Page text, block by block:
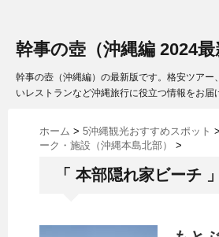
幹事の壺（沖縄編 2024最
幹事の壺（沖縄編）の最新版です。格安ツアー
いレストランなど沖縄旅行に役立つ情報をお届
ホーム > 5沖縄観光おすすめスポット >
ーク・施設（沖縄本島北部）
>
「 本部隠れ家ビーチ